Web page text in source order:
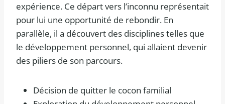
expérience. Ce départ vers l’inconnu représentait
pour lui une opportunité de rebondir. En
parallèle, il a découvert des disciplines telles que
le développement personnel, qui allaient devenir
des piliers de son parcours.
Décision de quitter le cocon familial